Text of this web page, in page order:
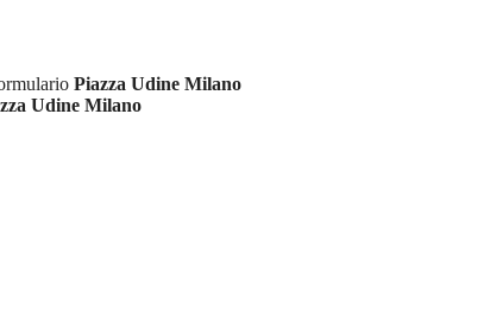
Piazza Udine Milano
Udine Milano